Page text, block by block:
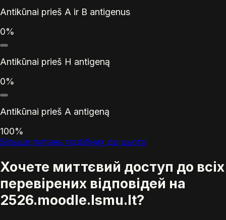
Antikūnai prieš A ir B antigenus
0%
Antikūnai prieš H antigeną
0%
Antikūnai prieš A antigeną
100%
Більше питань подібних до цього
Хочете миттєвий доступ до всіх
перевірених відповідей на
2526.moodle.lsmu.lt?